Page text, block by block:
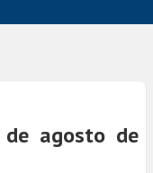
agosto de